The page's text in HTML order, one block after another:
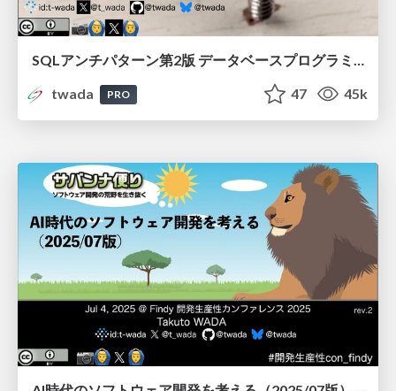
SQLアンチパターン第2版 データベースプログラミングで陥りがちな失敗とその対策 / Intro to SQL Antipatterns 2nd
twada
PRO 47 45k